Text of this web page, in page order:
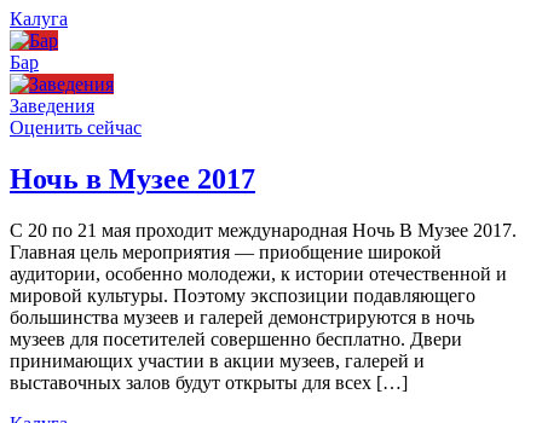
Калуга
Бар
Заведения
Оценить сейчас
Ночь в Музее 2017
С 20 по 21 мая проходит международная Ночь В Музее 2017.
Главная цель мероприятия — приобщение широкой
аудитории, особенно молодежи, к истории отечественной и
мировой культуры. Поэтому экспозиции подавляющего
большинства музеев и галерей демонстрируются в ночь
музеев для посетителей совершенно бесплатно. Двери
принимающих участии в акции музеев, галерей и
выставочных залов будут открыты для всех […]